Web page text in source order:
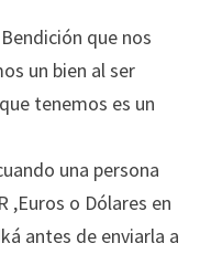
que nos
un bien al ser
tenemos es un
una persona
,Euros o Dólares en
antes de enviarla a